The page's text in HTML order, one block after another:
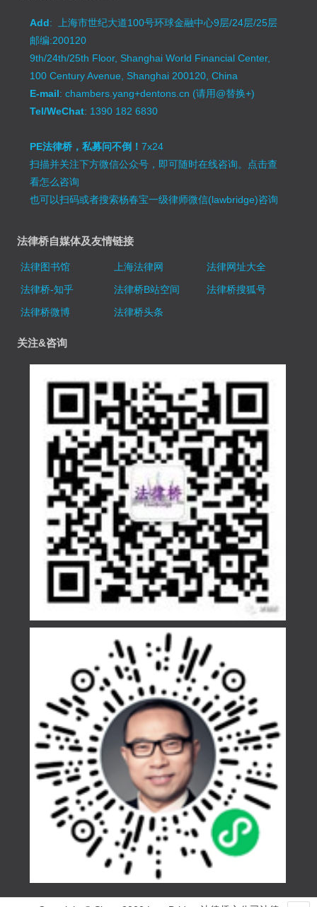
Add: 上海市世纪大道100号环球金融中心9层/24层/25层
邮编:200120
9th/24th/25th Floor, Shanghai World Financial Center,
100 Century Avenue, Shanghai 200120, China
E-mail: chambers.yang+dentons.cn (请用@替换+)
Tel/WeChat: 1390 182 6830
PE法律桥，私募问不倒！7x24
扫描并关注下方微信公众号，即可随时在线咨询。 点击查
看怎么咨询
也可以扫码或者搜索杨春宝一级律师微信(lawbridge)咨询
法律桥自媒体及友情链接
法律图书馆 上海法律网
法律网址大全
法律桥-知乎
法律桥B站空间
法律桥搜狐号
法律桥微博
法律桥头条
关注&咨询